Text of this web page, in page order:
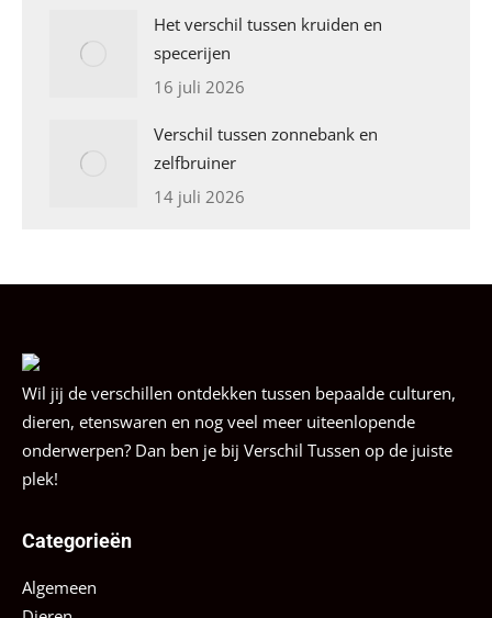
Het verschil tussen kruiden en
specerijen
16 juli 2026
Verschil tussen zonnebank en
zelfbruiner
14 juli 2026
Wil jij de verschillen ontdekken tussen bepaalde culturen,
dieren, etenswaren en nog veel meer uiteenlopende
onderwerpen? Dan ben je bij Verschil Tussen op de juiste
plek!
Categorieën
Algemeen